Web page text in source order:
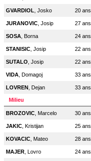
GVARDIOL , Josko 20 ans
JURANOVIC , Josip 27 ans
SOSA , Borna 24 ans
STANISIC , Josip 22 ans
SUTALO , Josip 22 ans
VIDA , Domagoj 33 ans
LOVREN , Dejan 33 ans
Milieu
BROZOVIC , Marcelo 30 ans
JAKIC , Kristijan 25 ans
KOVACIC , Mateo 28 ans
MAJER , Lovro 24 ans